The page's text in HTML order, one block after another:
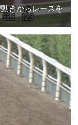
きからレースを